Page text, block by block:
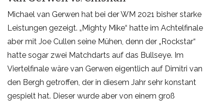
Michael van Gerwen hat bei der WM 2021 bisher starke
Leistungen gezeigt. „Mighty Mike“ hatte im Achtelfinale
aber mit Joe Cullen seine Mühen, denn der „Rockstar“
hatte sogar zwei Matchdarts auf das Bullseye. Im
Viertelfinale wäre van Gerwen eigentlich auf Dimitri van
den Bergh getroffen, der in diesem Jahr sehr konstant
gespielt hat. Dieser wurde aber von einem groß